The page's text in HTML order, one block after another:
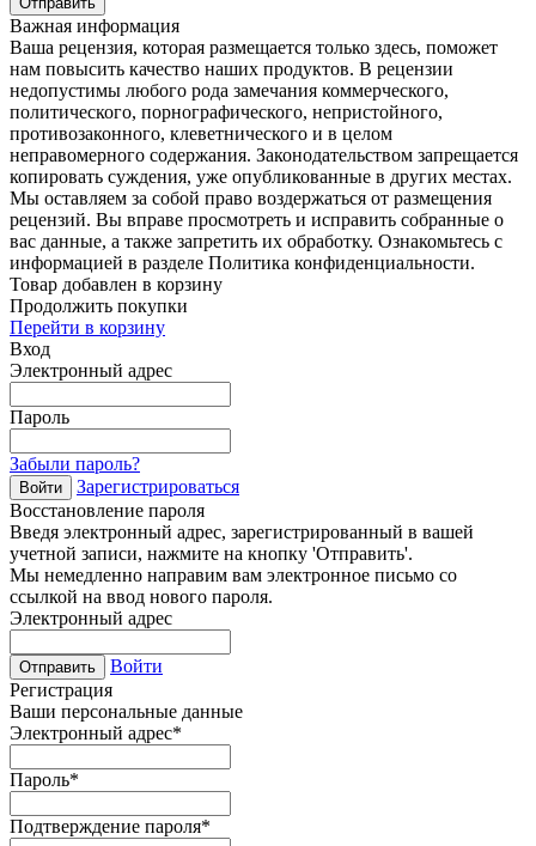
Важная информация
Ваша рецензия, которая размещается только здесь, поможет
нам повысить качество наших продуктов. В рецензии
недопустимы любого рода замечания коммерческого,
политического, порнографического, непристойного,
противозаконного, клеветнического и в целом
неправомерного содержания. Законодательством запрещается
копировать суждения, уже опубликованные в других местах.
Мы оставляем за собой право воздержаться от размещения
рецензий. Вы вправе просмотреть и исправить собранные о
вас данные, а также запретить их обработку. Ознакомьтесь с
информацией в разделе Политика конфиденциальности.
Товар добавлен в корзину
Продолжить покупки
Перейти в корзину
Вход
Электронный адрес
Пароль
Забыли пароль?
Войти
Зарегистрироваться
Восстановление пароля
Введя электронный адрес, зарегистрированный в вашей
учетной записи, нажмите на кнопку 'Отправить'.
Мы немедленно направим вам электронное письмо со
ссылкой на ввод нового пароля.
Электронный адрес
Отправить
Войти
Регистрация
Ваши персональные данные
Электронный адрес*
Пароль*
Подтверждение пароля*